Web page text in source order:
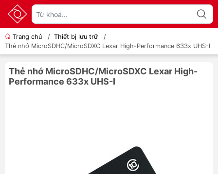
Trang chủ / Thiết bị lưu trữ
/
Thẻ nhớ MicroSDHC/MicroSDXC Lexar High-Performance 633x UHS-I
Thẻ nhớ MicroSDHC/MicroSDXC Lexar High-
Performance 633x UHS-I